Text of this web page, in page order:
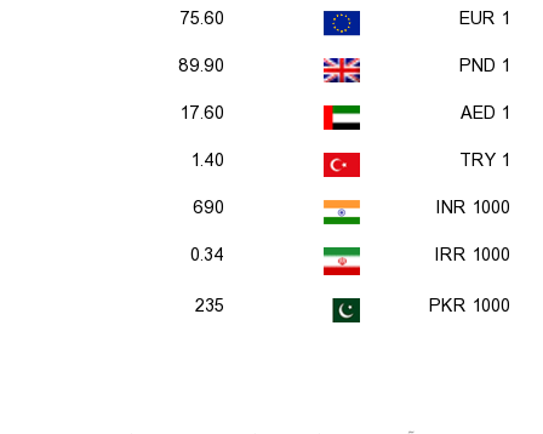
1 EUR
75.60
1 PND
89.90
1 AED
17.60
1 TRY
1.40
1000 INR
690
1000 IRR
0.34
1000 PKR
235